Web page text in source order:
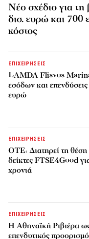
Νέο σχέδιο για τη
δισ. ευρώ και 700
κόστος
ΕΠΙΧΕΙΡΗΣΕΙΣ
LAMDA Flisvos
εσόδων και
ευρώ
ΕΠΙΧΕΙΡΗΣΕΙΣ
ΟΤΕ: Διατηρεί τη θέση
δείκτες FTSE4Good
χρονιά
ΕΠΙΧΕΙΡΗΣΕΙΣ
Η Αθηναϊκή Ριβιέρα
επενδυτικός